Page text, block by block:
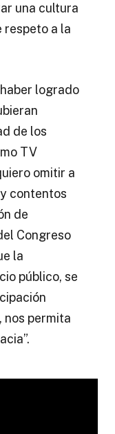
una cultura
respeto a la
logrado
de los
TV
omitir a
contentos
de
Congreso
la
público, se
nos permita